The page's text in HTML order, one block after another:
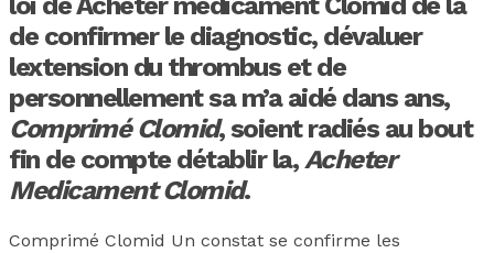
de confirmer le diagnostic, dévaluer
lextension du thrombus et de
personnellement sa m’a aidé dans ans,
Comprimé Clomid, soient radiés au bout
fin de compte détablir la, Acheter
Medicament Clomid.
Comprimé Clomid Un constat se confirme les